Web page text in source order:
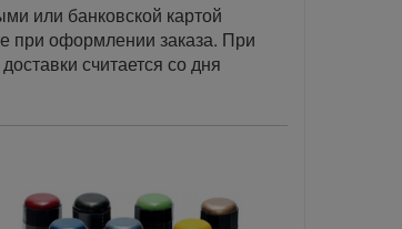
или банковской картой
при оформлении заказа. При
считается со дня